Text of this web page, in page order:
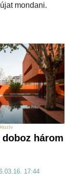
mondani.
három
17:44